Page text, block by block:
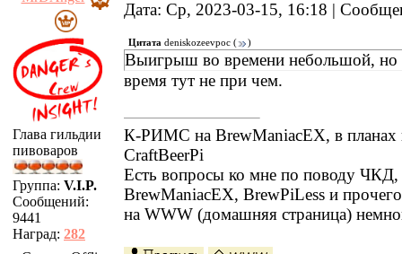
Дата: Ср, 2023-03-15, 16:18 |
Глава гильдии
пивоваров
Группа: V.I.P.
Сообщений:
9441
Наград: 282
Цитата deniskozeevpoc ( )
Выигрыш во времени небольшой, но
время тут не при чем.
К-РИМС на BrewManiacEX, в планах
CraftBeerPi
Есть вопросы ко мне по поводу
BrewManiacEX, BrewPiLess и
на WWW (домашняя страница)